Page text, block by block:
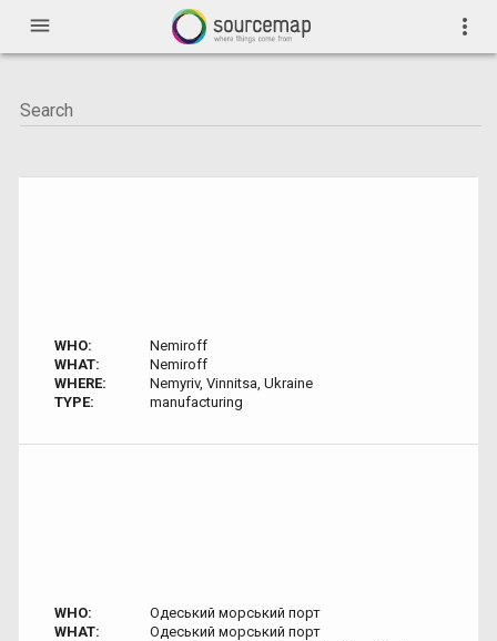
menu more_vert
WHO:
Nemiroff
WHAT:
Nemiroff
WHERE:
Nemyriv, Vinnitsa, Ukraine
TYPE:
manufacturing
WHO:
Одеський морський порт
WHAT:
Одеський морський порт